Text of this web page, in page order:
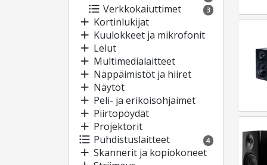
format_list_bulleted Verkkokaiuttimet 3
add Kortinlukijat
add Kuulokkeet ja mikrofonit
add Lelut
add Multimedialaitteet
add Näppäimistöt ja hiiret
add Näytöt
add Peli- ja erikoisohjaimet
add Piirtopöydät
add Projektorit
format_list_bulleted Puhdistuslaitteet 4
add Skannerit ja kopiokoneet